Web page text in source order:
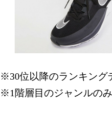
※30位以降のランキング
※1階層目のジャンルの